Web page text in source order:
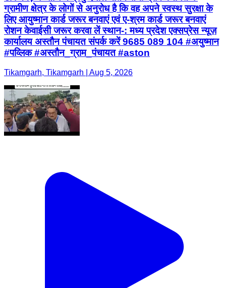
ग्रामीण क्षेत्र के लोगों से अनुरोध है कि वह अपने स्वस्थ सुरक्षा के
लिए आयुष्मान कार्ड जरूर बनवाएं एवं ए-श्रम कार्ड जरूर बनवाएं
रोशन केवाईसी जरूर करवा लें स्थान-: मध्य प्रदेश एक्सप्रेस न्यूज़
कार्यालय अस्तौन पंचायत संपर्क करें 9685 089 104 #अयुष्मान
#पव्लिक #अस्तौन_ग्राम_पंचायत #aston
Tikamgarh, Tikamgarh | Aug 5, 2026